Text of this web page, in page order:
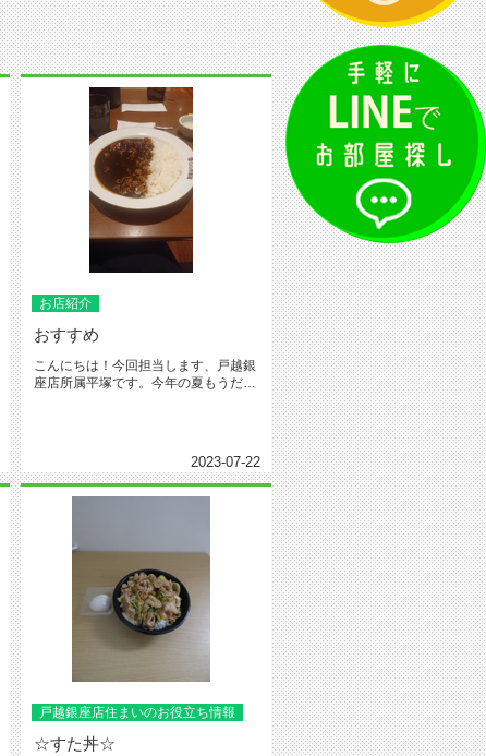
お店紹介
おすすめ
こんにちは！今回担当します、戸越銀
座店所属平塚です。今年の夏もうだる
2023-07-22
戸越銀座店住まいのお役立ち情報
☆すた丼☆